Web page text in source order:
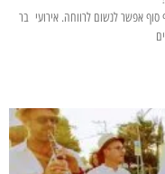
אפשר לנשום לרווחה. אירועי בר